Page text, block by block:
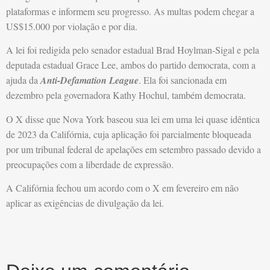
plataformas e informem seu progresso. As multas podem chegar a
US$15.000 por violação e por dia.
A lei foi redigida pelo senador estadual Brad Hoylman-Sigal e pela
deputada estadual Grace Lee, ambos do partido democrata, com a
ajuda da Anti-Defamation League. Ela foi sancionada em
dezembro pela governadora Kathy Hochul, também democrata.
O X disse que Nova York baseou sua lei em uma lei quase idêntica
de 2023 da Califórnia, cuja aplicação foi parcialmente bloqueada
por um tribunal federal de apelações em setembro passado devido a
preocupações com a liberdade de expressão.
A Califórnia fechou um acordo com o X em fevereiro em não
aplicar as exigências de divulgação da lei.